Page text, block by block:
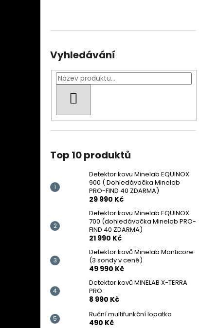
Vyhledávání
Top 10 produktů
Detektor kovu Minelab EQUINOX
900 ( Dohledávačka Minelab
PRO-FIND 40 ZDARMA)
29 990 Kč
Detektor kovu Minelab EQUINOX
700 (dohledávačka Minelab PRO-
FIND 40 ZDARMA)
21 990 Kč
Detektor kovů Minelab Manticore
(3 sondy v ceně)
49 990 Kč
Detektor kovů MINELAB X-TERRA
PRO
8 990 Kč
Ruční multifunkční lopatka
490 Kč